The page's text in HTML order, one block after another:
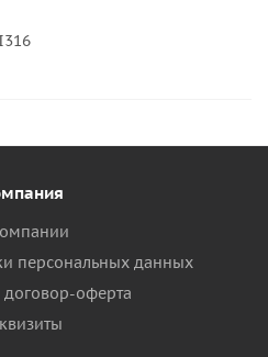
персональных данных
оферта